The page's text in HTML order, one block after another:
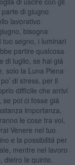
di giugno
lavorativo
bisogna
segno, i luminari
partire qualcosa
di luglio, se hai giá
solo la Luna Piena
di stress, per il
difficile che arrivi
se poi ci fosse giá
importanza,
le cose tra voi,
Venere nel tuo
e la possibilitá per
mentre nel lavoro
dietro le quinte.